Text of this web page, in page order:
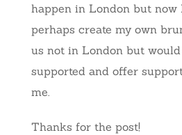
happen in London but
perhaps create my own
us not in London but
supported and offer
me.
Thanks for the post!